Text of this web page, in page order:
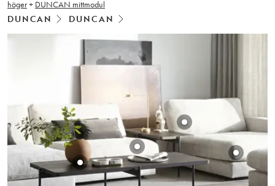
höger+ DUNCAN mittmodul
DUNCAN DUNCAN